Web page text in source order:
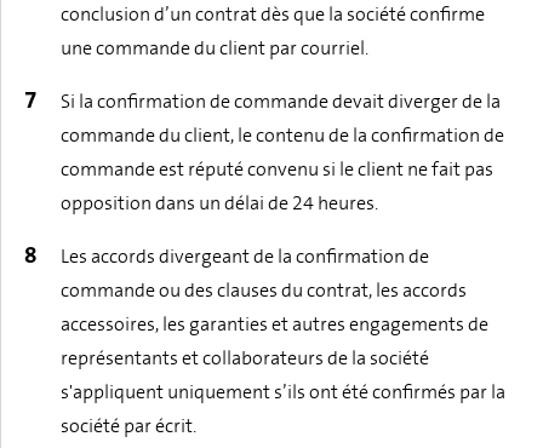
conclusion d’un contrat dès que la société confirme
une commande du client par courriel.
Si la confirmation de commande devait diverger de la
commande du client, le contenu de la confirmation de
commande est réputé convenu si le client ne fait pas
opposition dans un délai de 24 heures.
Les accords divergeant de la confirmation de
commande ou des clauses du contrat, les accords
accessoires, les garanties et autres engagements de
représentants et collaborateurs de la société
s'appliquent uniquement s’ils ont été confirmés par la
société par écrit.